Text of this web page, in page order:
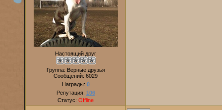
Настоящий друг
Группа: Верные друзья
Сообщений: 6029
Награды: 0
Репутация: 106
Статус: Offline